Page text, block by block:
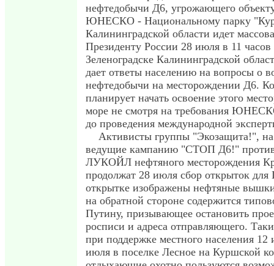
нефтедобычи Д6, угрожающего
ЮНЕСКО - Национальному парку
Калининградской области идет
Президенту России 28 июля в 11 часов
Зеленоградске Калининградской
дает ответы населению на вопросы о
нефтедобычи на месторождении Д6.
планирует начать освоение этого
море не смотря на требования
до проведения международной
Активисты группы "Экозащита!",
ведущие кампанию "СТОП Д6!" против
ЛУКОЙЛ нефтяного месторождения
продолжат 28 июля сбор открыток для
открытке изображены нефтяные
на обратной стороне содержится
Путину, призывающее остановить
росписи и адреса отправляющего.
при поддержке местного населения 12
июля в поселке Лесное на Куршской